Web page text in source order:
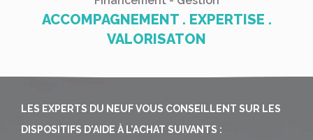
ACCOMPAGNEMENT . EXPERTISE .
VALORISATON
LES EXPERTS DU NEUF VOUS CONSEILLENT SUR LES
DISPOSITIFS D'AIDE À L'ACHAT SUIVANTS :